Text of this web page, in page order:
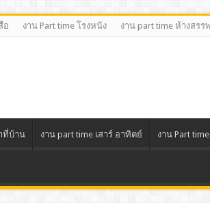
อ งาน Part time โรงหนัง งาน part time ห้างสรร
ที่บ้าน งาน part time เสาร์ อาทิตย์ งาน Part